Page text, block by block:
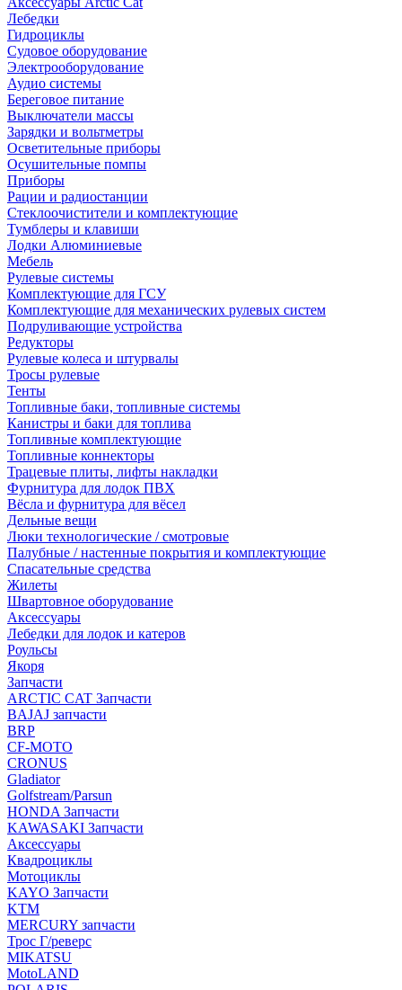
Лебедки
Гидроциклы
Судовое оборудование
Электрооборудование
Аудио системы
Береговое питание
Выключатели массы
Зарядки и вольтметры
Осветительные приборы
Осушительные помпы
Приборы
Рации и радиостанции
Стеклоочистители и комплектующие
Тумблеры и клавиши
Лодки Алюминиевые
Мебель
Рулевые системы
Комплектующие для ГСУ
Комплектующие для механических рулевых систем
Подруливающие устройства
Редукторы
Рулевые колеса и штурвалы
Тросы рулевые
Тенты
Топливные баки, топливные системы
Канистры и баки для топлива
Топливные комплектующие
Топливные коннекторы
Трацевые плиты, лифты накладки
Фурнитура для лодок ПВХ
Вёсла и фурнитура для вёсел
Дельные вещи
Люки технологические / смотровые
Палубные / настенные покрытия и комплектующие
Спасательные средства
Жилеты
Швартовное оборудование
Аксессуары
Лебедки для лодок и катеров
Роульсы
Якоря
Запчасти
ARCTIC CAT Запчасти
BAJAJ запчасти
BRP
CF-MOTO
CRONUS
Gladiator
Golfstream/Parsun
HONDA Запчасти
KAWASAKI Запчасти
Аксессуары
Квадроциклы
Мотоциклы
KAYO Запчасти
KTM
MERCURY запчасти
Трос Г/реверс
MIKATSU
MotoLAND